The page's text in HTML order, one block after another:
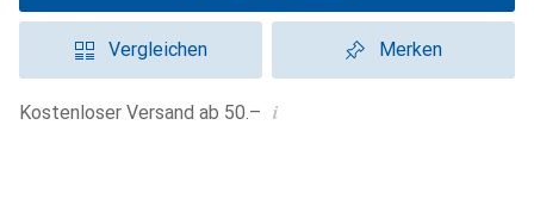
Vergleichen Merken
Kostenloser Versand ab 50.– i